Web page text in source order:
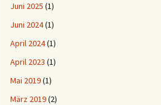
Juni 2025 (1)
Juni 2024(1)
April 2024(1)
April 2023 (1)
Mai 2019(1)
März 2019(2)